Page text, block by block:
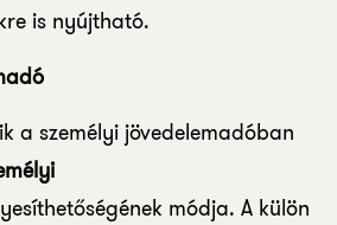
is nyújtható.
a személyi jövedelemadóban
módja. A külön